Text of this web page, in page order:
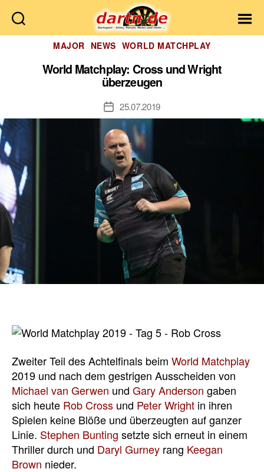
Dartn.de
Kategorien
MAJOR NEWS WORLD MATCHPLAY
World Matchplay: Cross und Wright
überzeugen
Veröffentlichungsdatum
25.07.2019
Zweiter Teil des Achtelfinals beim World Matchplay
2019 und nach dem gestrigen Ausscheiden von
Michael van Gerwen und Gary Anderson gaben
sich heute Rob Cross und Peter Wright in ihren
Spielen keine Blöße und überzeugten auf ganzer
Linie. Stephen Bunting setzte sich erneut in einem
Thriller durch und Daryl Gurney rang Keegan
Brown nieder.